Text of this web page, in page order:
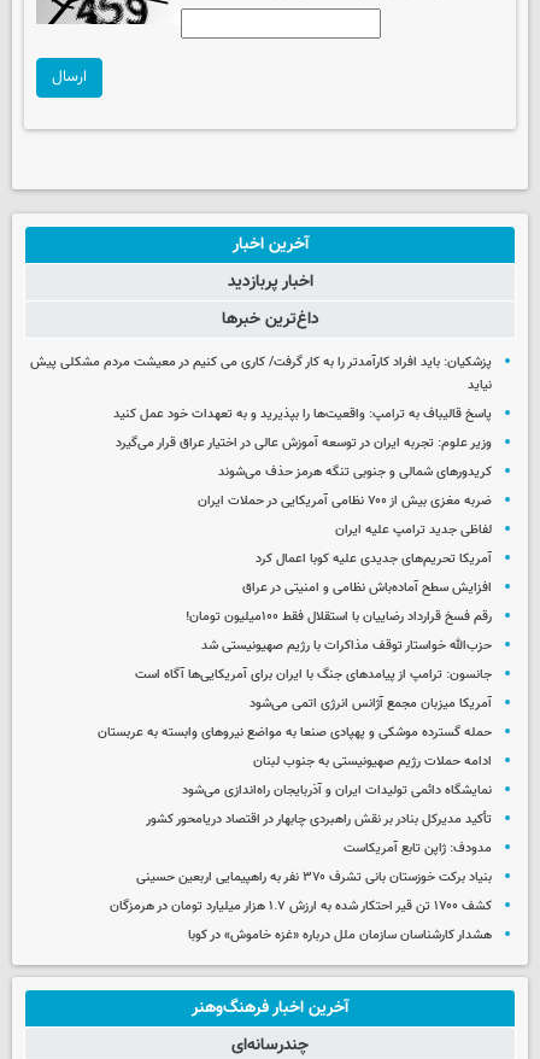
ارسال
آخرین اخبار
اخبار پربازدید
داغ‌ترین خبرها
پزشکیان: باید افراد کارآمدتر را به کار گرفت/ کاری می کنیم در معیشت مردم مشکلی پیش
نیاید
پاسخ قالیباف به ترامپ: واقعیت‌ها را بپذیرید و به تعهدات خود عمل کنید
وزیر علوم: تجربه ایران در توسعه آموزش عالی در اختیار عراق قرار می‌گیرد
کریدورهای شمالی و جنوبی تنگه هرمز حذف می‌شوند
ضربه مغزی بیش از ۷۰۰ نظامی آمریکایی در حملات ایران
لفاظی جدید ترامپ علیه ایران
آمریکا تحریم‌های جدیدی علیه کوبا اعمال کرد
افزایش سطح آماده‌باش نظامی و امنیتی در عراق
رقم فسخ قرارداد رضاییان با استقلال فقط ۱۰۰میلیون تومان!
حزب‌الله خواستار توقف مذاکرات با رژیم صهیونیستی شد
جانسون: ترامپ از پیامدهای جنگ با ایران برای آمریکایی‌ها آگاه است
آمریکا میزبان مجمع آژانس انرژی اتمی می‌شود
حمله گسترده موشکی و پهپادی صنعا به مواضع نیروهای وابسته به عربستان
ادامه حملات رژیم صهیونیستی به جنوب لبنان
نمایشگاه دائمی تولیدات ایران و آذربایجان راه‌اندازی می‌شود
تأکید مدیرکل بنادر بر نقش راهبردی چابهار در اقتصاد دریامحور کشور
مدودف: ژاپن تابع آمریکاست
بنیاد برکت خوزستان بانی تشرف ۳۷۰ نفر به راهپیمایی اربعین حسینی
کشف ۱۷۰۰ تن قیر احتکار شده به ارزش ۱.۷ هزار میلیارد تومان در هرمزگان
هشدار کارشناسان سازمان ملل درباره «غزه‌ خاموش» در کوبا
آخرین اخبار فرهنگ‌وهنر
چندرسانه‌ای